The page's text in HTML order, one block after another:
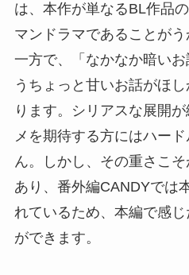
は、本作が単なるBL作品
マンドラマであることがう
一方で、「なかなか暗い
うちょっと甘いお話がほ
ります。シリアスな展開
メを期待する方にはハー
ん。しかし、その重さこ
あり、番外編CANDYでは
れているため、本編で感
ができます。